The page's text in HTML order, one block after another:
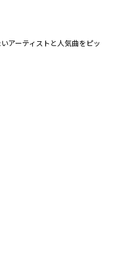
アーティストと人気曲をピッ